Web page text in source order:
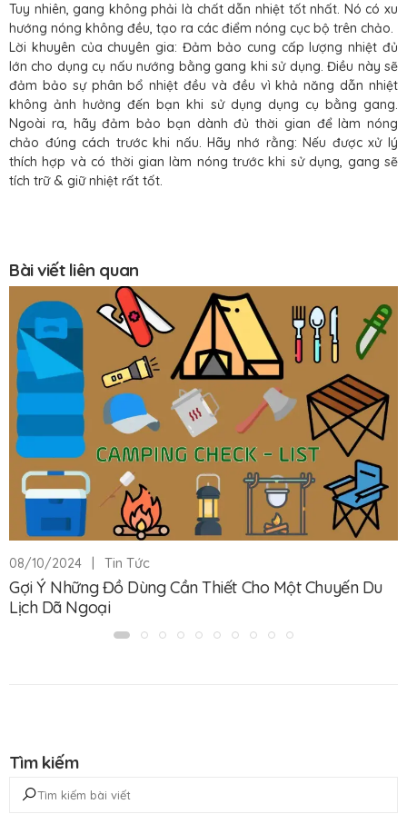
Tuy nhiên, gang không phải là chất dẫn nhiệt tốt nhất. Nó có xu
hướng nóng không đều, tạo ra các điểm nóng cục bộ trên chảo.
Lời khuyên của chuyên gia: Đảm bảo cung cấp lượng nhiệt đủ
lớn cho dụng cụ nấu nướng bằng gang khi sử dụng. Điều này sẽ
đảm bảo sự phân bổ nhiệt đều và đều vì khả năng dẫn nhiệt
không ảnh hưởng đến bạn khi sử dụng dụng cụ bằng gang.
Ngoài ra, hãy đảm bảo bạn dành đủ thời gian để làm nóng
chảo đúng cách trước khi nấu. Hãy nhớ rằng: Nếu được xử lý
thích hợp và có thời gian làm nóng trước khi sử dụng, gang sẽ
tích trữ & giữ nhiệt rất tốt.
Bài viết liên quan
08/10/2024 | Tin Tức
Gợi Ý Những Đồ Dùng Cần Thiết Cho Một Chuyến Du
Lịch Dã Ngoại
Tìm kiếm